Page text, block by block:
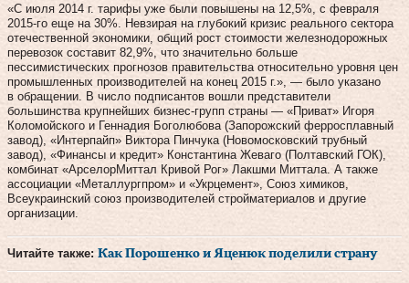
«С июля 2014 г. тарифы уже были повышены на 12,5%, с февраля
2015-го еще на 30%. Невзирая на глубокий кризис реального сектора
отечественной экономики, общий рост стоимости железнодорожных
перевозок составит 82,9%, что значительно больше
пессимистических прогнозов правительства относительно уровня цен
промышленных производителей на конец 2015 г.», — было указано
в обращении. В число подписантов вошли представители
большинства крупнейших бизнес-групп страны — «Приват» Игоря
Коломойского и Геннадия Боголюбова (Запорожский ферросплавный
завод), «Интерпайп» Виктора Пинчука (Новомосковский трубный
завод), «Финансы и кредит» Константина Жеваго (Полтавский ГОК),
комбинат «АрселорМиттал Кривой Рог» Лакшми Миттала. А также
ассоциации «Металлургпром» и «Укрцемент», Союз химиков,
Всеукраинский союз производителей стройматериалов и другие
организации.
Читайте также: Как Порошенко и Яценюк поделили страну